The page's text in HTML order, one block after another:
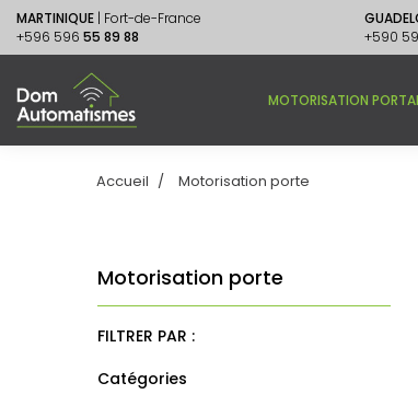
MARTINIQUE | Fort-de-France
+596 596 55 89 88
+590
MOTORISATION
Accueil Motorisation porte
Motorisation porte
FILTRER PAR :
Catégories